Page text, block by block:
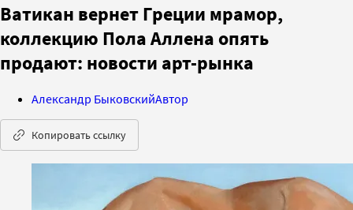
Ватикан вернет Греции мрамор,
коллекцию Пола Аллена опять
продают: новости арт-рынка
Александр БыковскийАвтор
Копировать ссылку